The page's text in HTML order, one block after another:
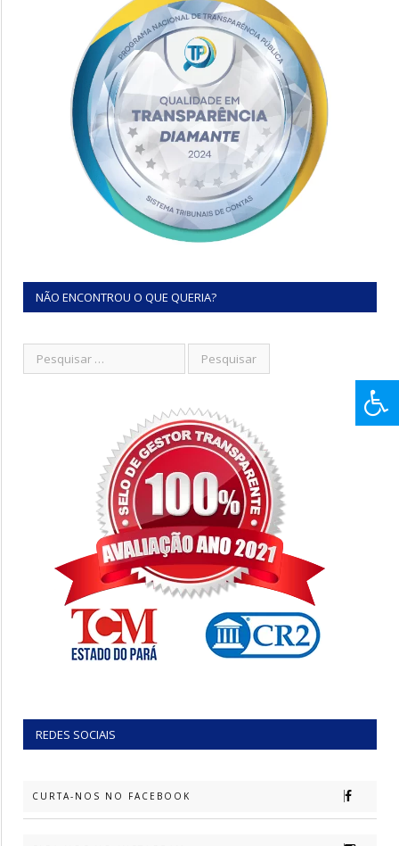
NÃO ENCONTROU O QUE QUERIA?
REDES SOCIAIS
CURTA-NOS NO FACEBOOK